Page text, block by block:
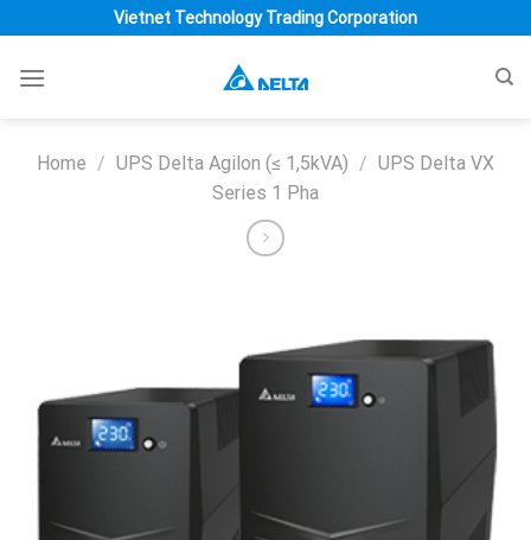
to
content
Vietnet Technology Trading Corporation
Home / UPS Delta Agilon (≤ 1,5kVA) / UPS Delta VX
Series 1 Pha